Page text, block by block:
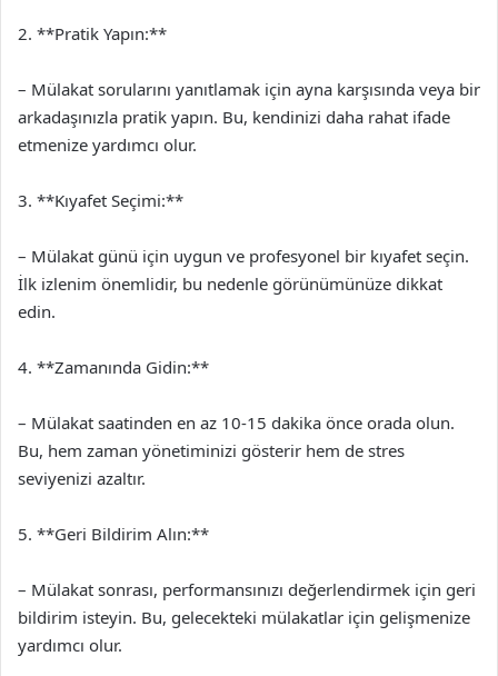
2. **Pratik Yapın:**
– Mülakat sorularını yanıtlamak için ayna karşısında veya bir
arkadaşınızla pratik yapın. Bu, kendinizi daha rahat ifade
etmenize yardımcı olur.
3. **Kıyafet Seçimi:**
– Mülakat günü için uygun ve profesyonel bir kıyafet seçin.
İlk izlenim önemlidir, bu nedenle görünümünüze dikkat
edin.
4. **Zamanında Gidin:**
– Mülakat saatinden en az 10-15 dakika önce orada olun.
Bu, hem zaman yönetiminizi gösterir hem de stres
seviyenizi azaltır.
5. **Geri Bildirim Alın:**
– Mülakat sonrası, performansınızı değerlendirmek için geri
bildirim isteyin. Bu, gelecekteki mülakatlar için gelişmenize
yardımcı olur.